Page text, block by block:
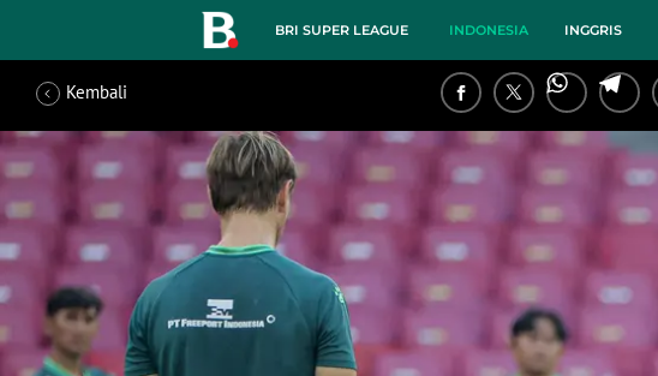
BRI SUPER LEAGUE INDONESIA INGGRIS